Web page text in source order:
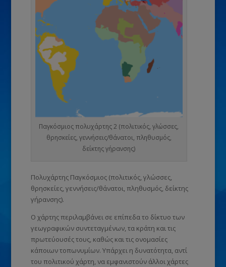
Παγκόσμιος πολυχάρτης 2 (πολιτικός, γλώσσες,
θρησκείες, γεννήσεις/θάνατοι, πληθυσμός,
δείκτης γήρανσης)
Πολυχάρτης Παγκόσμιος (πολιτικός, γλώσσες,
θρησκείες, γεννήσεις/θάνατοι, πληθυσμός, δείκτης
γήρανσης).
Ο χάρτης περιλαμβάνει σε επίπεδα το δίκτυο των
γεωγραφικών συντεταγμένων, τα κράτη και τις
πρωτεύουσές τους, καθώς και τις ονομασίες
κάποιων τοπωνυμίων. Υπάρχει η δυνατότητα, αντί
του πολιτικού χάρτη, να εμφανιστούν άλλοι χάρτες